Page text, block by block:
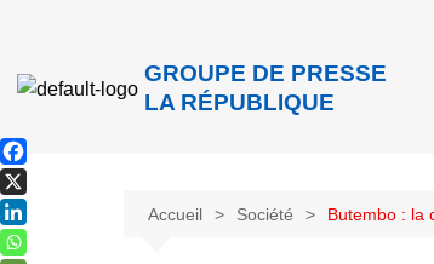
GROUPE DE PRESSE
LA RÉPUBLIQUE
Accueil Société Butembo : la